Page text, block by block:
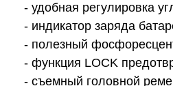
- удобная регулировка
- индикатор заряда
- полезный
- функция LOCK
- съемный головной